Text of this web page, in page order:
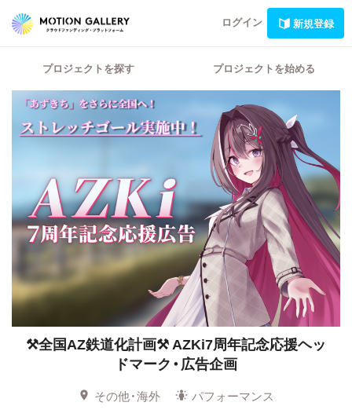
ログイン 新規登録
プロジェクトを探す プロジェクトを始める
⚒️全国AZ鉄道化計画⚒️ AZKi7周年記念応援ヘッ
ドマーク・広告企画
その他・海外
パフォーマンス